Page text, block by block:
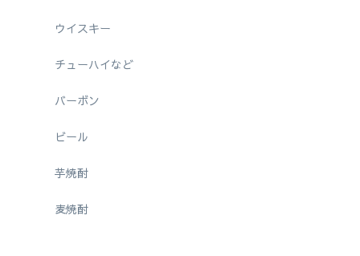
ウイスキー
チューハイなど
バーボン
ビール
芋焼酎
麦焼酎